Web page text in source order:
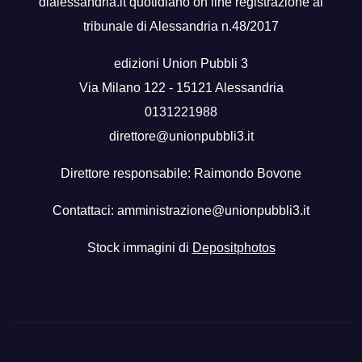
tribunale di Alessandria n.48/2017
edizioni Union Pubbli 3
Via Milano 122 - 15121 Alessandria
0131221988
direttore@unionpubbli3.it
Direttore responsabile: Raimondo Bovone
Contattaci: amministrazione@unionpubbli3.it
Stock immagini di Depositphotos